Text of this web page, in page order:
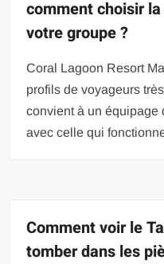
comment choisir
votre groupe ?
Coral Lagoon Resort
profils de voyageurs
convient à un équipage
avec celle qui
Comment voir le
tomber dans les